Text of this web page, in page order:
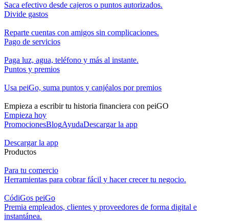
Saca efectivo desde cajeros o puntos autorizados.
Divide gastos
Reparte cuentas con amigos sin complicaciones.
Pago de servicios
Paga luz, agua, teléfono y más al instante.
Puntos y premios
Usa peiGo, suma puntos y canjéalos por premios
Empieza a escribirtu historia financiera con peiGO
Empieza hoy
PromocionesBlogAyudaDescargar la app
Descargar la app
Productos
Para tu comercio
Herramientas para cobrar fácil y hacer crecer tu negocio.
CódiGos peiGo
Premia empleados, clientes y proveedores de forma digital e
instantánea.